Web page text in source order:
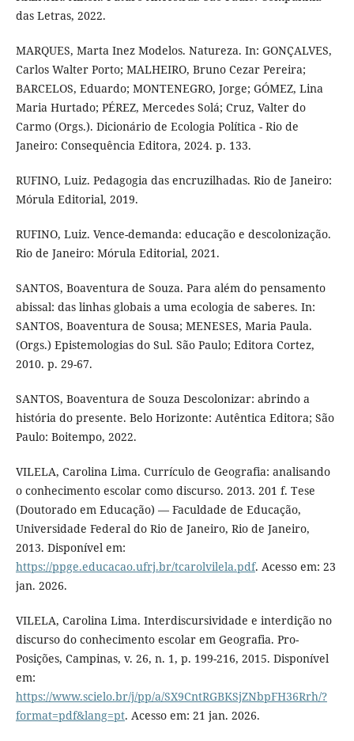
das Letras, 2022.
MARQUES, Marta Inez Modelos. Natureza. In: GONÇALVES,
Carlos Walter Porto; MALHEIRO, Bruno Cezar Pereira;
BARCELOS, Eduardo; MONTENEGRO, Jorge; GÓMEZ, Lina
Maria Hurtado; PÉREZ, Mercedes Solá; Cruz, Valter do
Carmo (Orgs.). Dicionário de Ecologia Política - Rio de
Janeiro: Consequência Editora, 2024. p. 133.
RUFINO, Luiz. Pedagogia das encruzilhadas. Rio de Janeiro:
Mórula Editorial, 2019.
RUFINO, Luiz. Vence-demanda: educação e descolonização.
Rio de Janeiro: Mórula Editorial, 2021.
SANTOS, Boaventura de Souza. Para além do pensamento
abissal: das linhas globais a uma ecologia de saberes. In:
SANTOS, Boaventura de Sousa; MENESES, Maria Paula.
(Orgs.) Epistemologias do Sul. São Paulo; Editora Cortez,
2010. p. 29-67.
SANTOS, Boaventura de Souza Descolonizar: abrindo a
história do presente. Belo Horizonte: Autêntica Editora; São
Paulo: Boitempo, 2022.
VILELA, Carolina Lima. Currículo de Geografia: analisando
o conhecimento escolar como discurso. 2013. 201 f. Tese
(Doutorado em Educação) — Faculdade de Educação,
Universidade Federal do Rio de Janeiro, Rio de Janeiro,
2013. Disponível em:
https://ppge.educacao.ufrj.br/tcarolvilela.pdf. Acesso em: 23
jan. 2026.
VILELA, Carolina Lima. Interdiscursividade e interdição no
discurso do conhecimento escolar em Geografia. Pro-
Posições, Campinas, v. 26, n. 1, p. 199-216, 2015. Disponível
em:
https://www.scielo.br/j/pp/a/SX9CntRGBKSjZNbpFH36Rrh/?
format=pdf&lang=pt. Acesso em: 21 jan. 2026.